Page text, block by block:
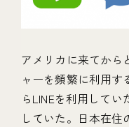
アメリカに来てから
ャーを頻繁に利用
らLINEを利用して
していた。日本在住